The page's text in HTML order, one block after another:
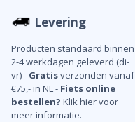
Levering
Producten standaard binnen
2-4 werkdagen geleverd (di-
vr) - Gratisverzonden vanaf
€75,- in NL - Fiets online
bestellen? Klik hier voor
meer informatie.